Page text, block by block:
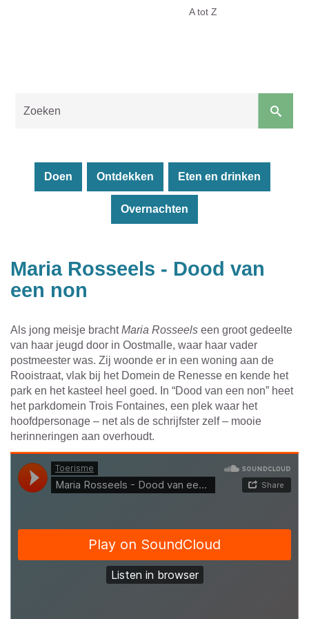
A tot Z
Doen Ontdekken Eten en drinken
Overnachten
Maria Rosseels - Dood van
een non
Als jong meisje brachtMaria Rosseels een groot gedeelte
van haar jeugd door in Oostmalle, waar haar vader
postmeester was. Zij woonde er in een woning aan de
Rooistraat, vlak bij het Domein de Renesse en kende het
park en het kasteel heel goed. In “Dood van een non” heet
het parkdomein Trois Fontaines, een plek waar het
hoofdpersonage – net als de schrijfster zelf – mooie
herinneringen aan overhoudt.